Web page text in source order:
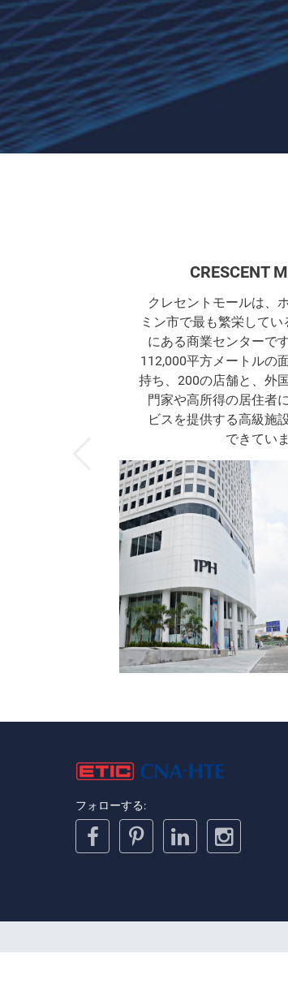
CRESCENT
クレセントモールは、
ミン市で最も繁栄してい
にある商業センターで
112,000平方メートルの
持ち、200の店舗と、外
門家や高所得の居住者
ビスを提供する高級施
できていま
フォローする: